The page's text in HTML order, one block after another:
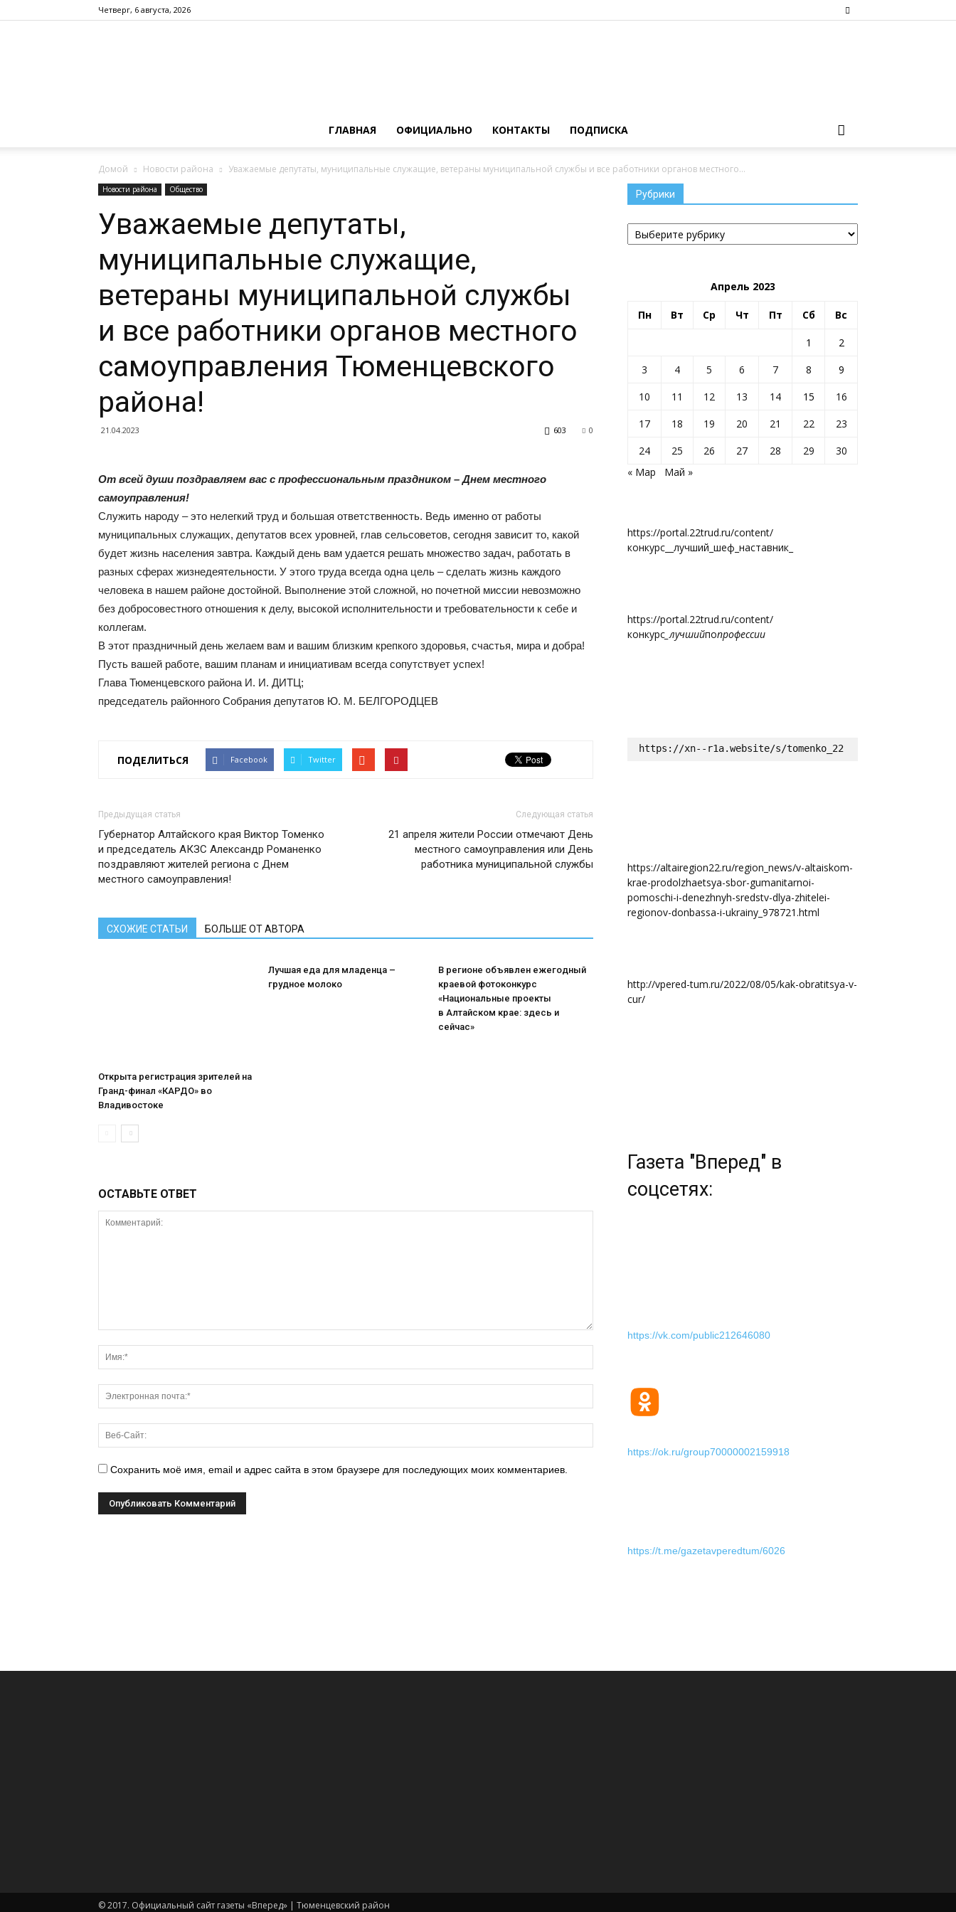
Четверг, 6 августа, 2026
газеты
|
Тюменцевский
район
ГЛАВНАЯ ОФИЦИАЛЬНО КОНТАКТЫ ПОДПИСКА
Домой Новости района Уважаемые депутаты, муниципальные служащие, ветераны муниципальной службы и все работники органов местного...
Новости района Общество
Уважаемые депутаты,
муниципальные служащие,
ветераны муниципальной службы
и все работники органов местного
самоуправления Тюменцевского
района!
21.04.2023 0
603
От всей души поздравляем вас с профессиональным праздником – Днем местного
самоуправления!
Служить народу – это нелегкий труд и большая ответственность. Ведь именно от работы
муниципальных служащих, депутатов всех уровней, глав сельсоветов, сегодня зависит то, какой
будет жизнь населения завтра. Каждый день вам удается решать множество задач, работать в
разных сферах жизнедеятельности. У этого труда всегда одна цель – сделать жизнь каждого
человека в нашем районе достойной. Выполнение этой сложной, но почетной миссии невозможно
без добросовестного отношения к делу, высокой исполнительности и требовательности к себе и
коллегам.
В этот праздничный день желаем вам и вашим близким крепкого здоровья, счастья, мира и добра!
Пусть вашей работе, вашим планам и инициативам всегда сопутствует успех!
Глава Тюменцевского района И. И. ДИТЦ;
председатель районного Собрания депутатов Ю. М. БЕЛГОРОДЦЕВ
ПОДЕЛИТЬСЯ Facebook Twitter
Предыдущая статья
Губернатор Алтайского края Виктор Томенко
и председатель АКЗС Александр Романенко
поздравляют жителей региона с Днем
местного самоуправления!
Следующая статья
21 апреля жители России отмечают День
местного самоуправления или День
работника муниципальной службы
СХОЖИЕ СТАТЬИ БОЛЬШЕ ОТ АВТОРА
Открыта регистрация зрителей на
Гранд-финал «КАРДО» во
Владивостоке
Лучшая еда для младенца –
грудное молоко
В регионе объявлен ежегодный
краевой фотоконкурс
«Национальные проекты
в Алтайском крае: здесь и
сейчас»
ОСТАВЬТЕ ОТВЕТ
Сохранить моё имя, email и адрес сайта в этом браузере для последующих моих комментариев.
Рубрики
Рубрики
Апрель 2023
Пн Вт Ср Чт Пт Сб Вс
1
2
3
4 5 6 7 8
9
10
11 12 13 14 15
16
17
18 19 20 21 22
23
24
25 26 27 28 29
30
« Мар
Май »
https://portal.22trud.ru/content/
конкурс__лучший_шеф_наставник_
https://portal.22trud.ru/content/
конкурс _лучшийпопрофессии
https://xn--r1a.website/s/tomenko_22
https://altairegion22.ru/region_news/v-altaiskom-
krae-prodolzhaetsya-sbor-gumanitarnoi-
pomoschi-i-denezhnyh-sredstv-dlya-zhitelei-
regionov-donbassa-i-ukrainy_978721.html
http://vpered-tum.ru/2022/08/05/kak-obratitsya-v-
cur/
Газета "Вперед" в
соцсетях:
https://vk.com/public212646080
https://ok.ru/group70000002159918
https://t.me/gazetavperedtum/6026
© 2017. Официальный сайт газеты «Вперед» | Тюменцевский район